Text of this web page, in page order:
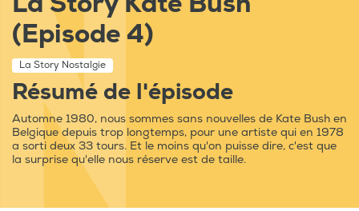
(Episode 4)
La Story Nostalgie
Résumé de l'épisode
Automne 1980, nous sommes sans nouvelles de Kate Bush en
Belgique depuis trop longtemps, pour une artiste qui en 1978
a sorti deux 33 tours. Et le moins qu'on puisse dire, c'est que
la surprise qu'elle nous réserve est de taille.